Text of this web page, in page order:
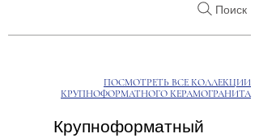
Поиск
ПОСМОТРЕТЬ ВСЕ КОЛЛЕКЦИИ
КРУПНОФОРМАТНОГО КЕРАМОГРАНИТА
Крупноформатный